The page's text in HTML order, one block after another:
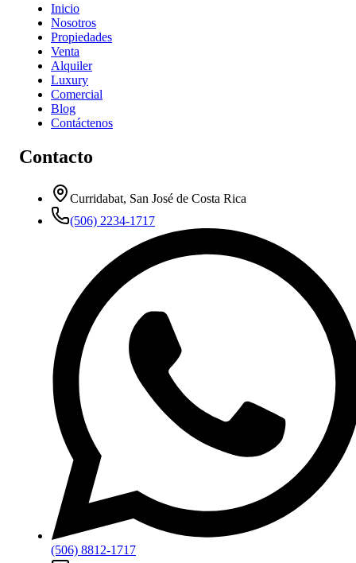
Inicio
Nosotros
Propiedades
Venta
Alquiler
Luxury
Comercial
Blog
Contáctenos
Contacto
Curridabat, San José de Costa Rica
(506) 2234-1717
(506) 8812-1717